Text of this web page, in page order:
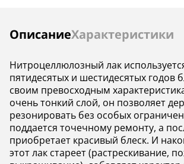
ОписаниеХарактеристики
Инструкции
Нитроцеллюлозный лак
пятидесятых и шестидесятых годов
своим превосходным
очень тонкий слой, он позволяет
резонировать без особых
поддается точечному ремонту, а
приобретает красивый блеск. И
этот лак стареет (растрескивание,